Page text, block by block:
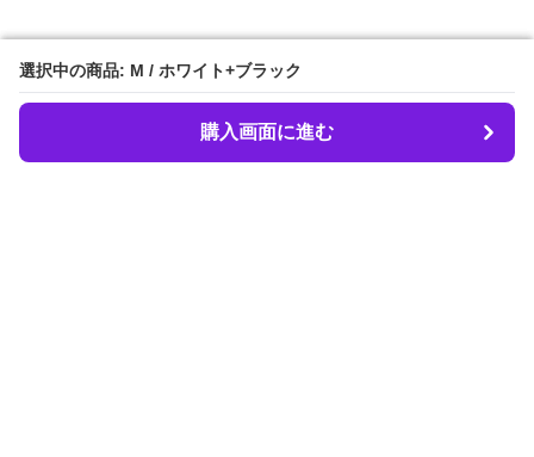
選択中の商品: M / ホワイト+ブラック
購入画面に進む
選択中の商品: M / ホワイト+ブラック
購入画面に進む